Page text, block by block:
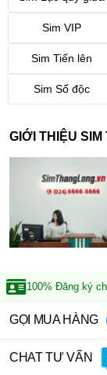
Sim VIP
Sim Tiến lên
Sim Số độc
GIỚI THIỆU
100% Đăng ký
GỌI MUA HÀNG
CHAT TƯ VẤN